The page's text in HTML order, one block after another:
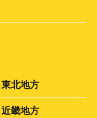
東北地方
近畿地方